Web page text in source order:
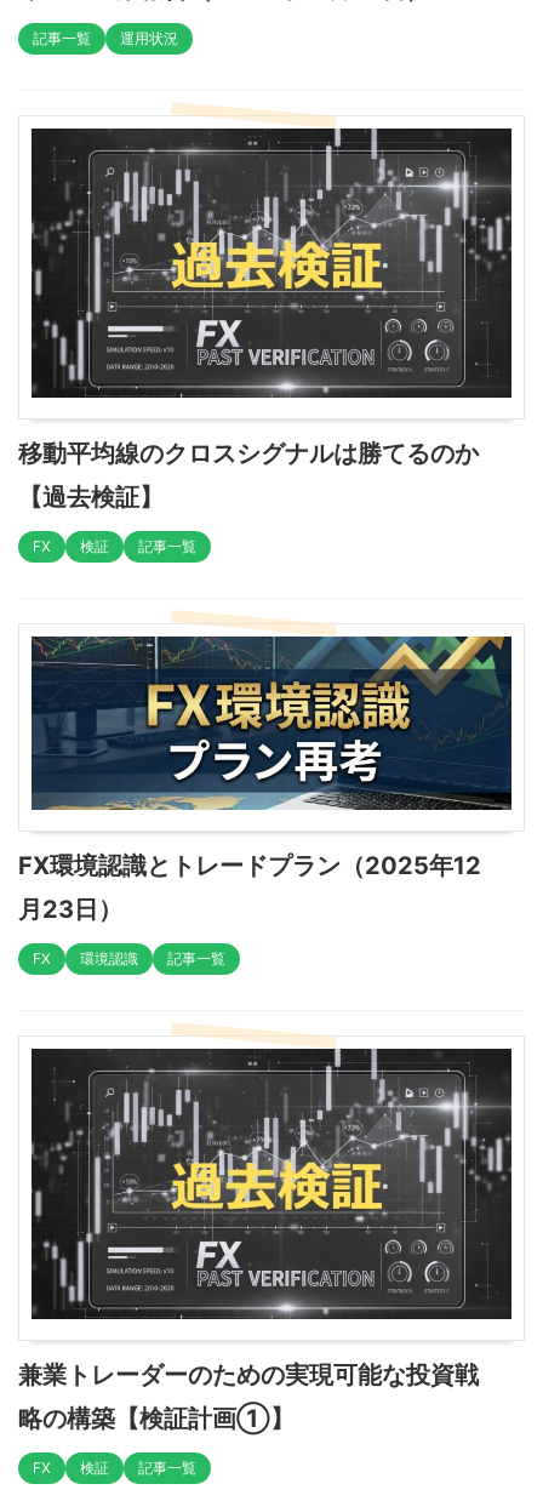
記事一覧 運用状況
移動平均線のクロスシグナルは勝てるのか
【過去検証】
FX 検証 記事一覧
FX環境認識とトレードプラン（2025年12
月23日）
FX 環境認識 記事一覧
兼業トレーダーのための実現可能な投資戦
略の構築【検証計画①】
FX 検証 記事一覧